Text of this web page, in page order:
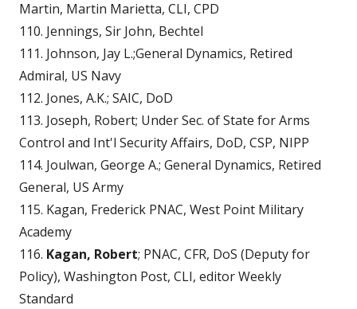
Martin, Martin Marietta, CLI, CPD
110. Jennings, Sir John, Bechtel
111. Johnson, Jay L.;General Dynamics, Retired
Admiral, US Navy
112. Jones, A.K.; SAIC, DoD
113. Joseph, Robert; Under Sec. of State for Arms
Control and Int'l Security Affairs, DoD, CSP, NIPP
114. Joulwan, George A.; General Dynamics, Retired
General, US Army
115. Kagan, Frederick PNAC, West Point Military
Academy
116. Kagan, Robert; PNAC, CFR, DoS (Deputy for
Policy), Washington Post, CLI, editor Weekly
Standard